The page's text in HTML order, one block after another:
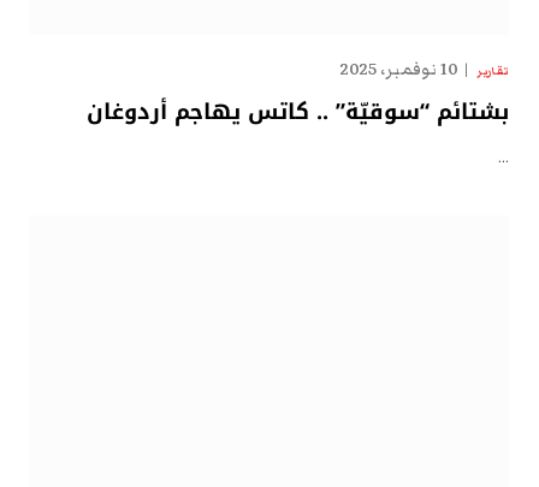
تقارير 10 نوفمبر، 2025
بشتائم “سوقيّة” .. كاتس يهاجم أردوغان
…